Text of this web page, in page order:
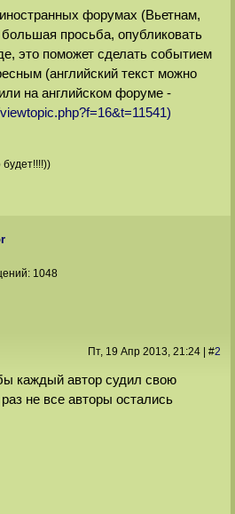
форумах (Вьетнам,
просьба, опубликовать
это поможет сделать событием
(английский текст можно
на английском форуме -
1048
Пт, 19 Апр 2013, 21:24| #2
каждый автор судил свою
не все авторы остались